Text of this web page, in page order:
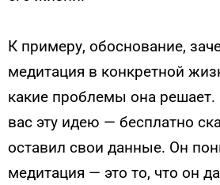
К примеру, обоснование,
медитация в конкретной
какие проблемы она решает.
вас эту идею — бесплатно
оставил свои данные. Он
медитация — это то, что он